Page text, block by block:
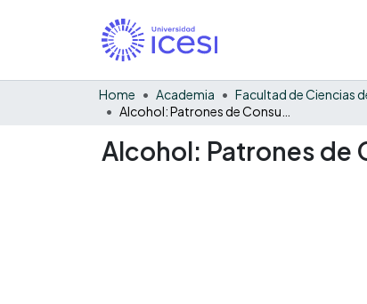
Home Academia
Alcohol: Patrones de